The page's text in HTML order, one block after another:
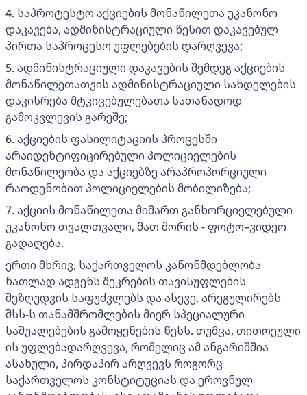
4. საპროტესტო აქციების მონაწილეთა უკანონო
დაკავება, ადმინისტრაციული წესით დაკავებულ
პირთა საპროცესო უფლებების დარღვევა;
5. ადმინისტრაციული დაკავების შემდეგ აქციების
მონაწილეთათვის ადმინისტრაციული სახდელების
დაკისრება მტკიცებულებათა სათანადოდ
გამოკვლევის გარეშე;
6. აქციების ფასილიტაციის პროცესში
არაიდენტიფიცირებული პოლიციელების
მონაწილეობა და აქციებზე არაპროპორციული
რაოდენობით პოლიციელების მობილიზება;
7. აქციის მონაწილეთა მიმართ განხორციელებული
უკანონო თვალთვალი, მათ შორის - ფოტო–ვიდეო
გადაღება.
ერთი მხრივ, საქართველოს კანონმდებლობა
ნათლად ადგენს შეკრების თავისუფლების
შეზღუდვის საფუძვლებს და ასევე, არეგულირებს
შსს-ს თანამშრომლების მიერ სპეციალური
საშუალებების გამოყენების წესს. თუმცა, თითოეული
ის უფლებადარღვევა, რომელიც ამ ანგარიშშია
ასახული, პირდაპირ არღვევს როგორც
საქართველოს კონსტიტუციას და ეროვნულ